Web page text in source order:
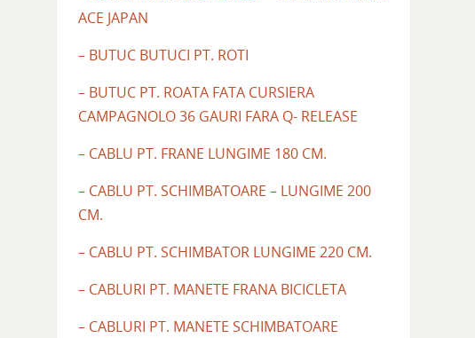
ACE JAPAN
– BUTUC BUTUCI PT. ROTI
– BUTUC PT. ROATA FATA CURSIERA
CAMPAGNOLO 36 GAURI FARA Q- RELEASE
– CABLU PT. FRANE LUNGIME 180 CM.
– CABLU PT. SCHIMBATOARE – LUNGIME 200
CM.
– CABLU PT. SCHIMBATOR LUNGIME 220 CM.
– CABLURI PT. MANETE FRANA BICICLETA
– CABLURI PT. MANETE SCHIMBATOARE